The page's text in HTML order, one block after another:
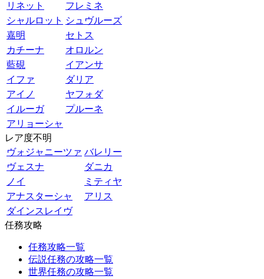
リネット
フレミネ
シャルロット シュヴルーズ
嘉明
セトス
カチーナ
オロルン
藍硯
イアンサ
イファ
ダリア
アイノ
ヤフォダ
イルーガ
プルーネ
アリョーシャ
レア度不明
ヴォジャニーツァ バレリー
ヴェスナ
ダニカ
ノイ
ミティヤ
アナスターシャ
アリス
ダインスレイヴ
任務攻略
任務攻略一覧
伝説任務の攻略一覧
世界任務の攻略一覧